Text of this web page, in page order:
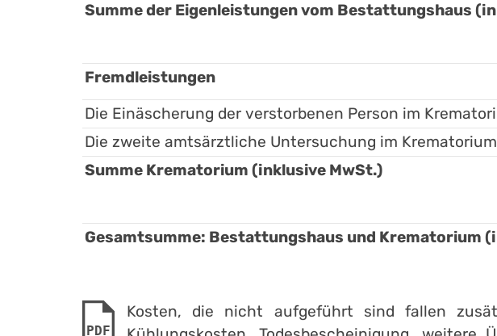
Summe der Eigenleistungen vom Bestattungshaus
Fremdleistungen
Die Einäscherung der verstorbenen Person im
Die zweite amtsärztliche Untersuchung im Krematorium
Summe Krematorium (inklusive MwSt.)
Gesamtsumme: Bestattungshaus und Krematorium
PDF
Kosten, die nicht aufgeführt sind fallen